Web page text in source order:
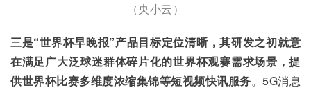
（央小云）
三是“世界杯早晚报”产品目标定位清晰，其研发之初就意
在满足广大泛球迷群体碎片化的世界杯观赛需求场景，提
供世界杯比赛多维度浓缩集锦等短视频快讯服务。5G消息